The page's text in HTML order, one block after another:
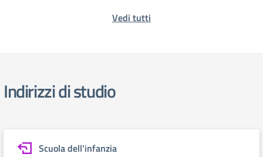
Vedi tutti
Indirizzi di studio
Scuola dell'infanzia